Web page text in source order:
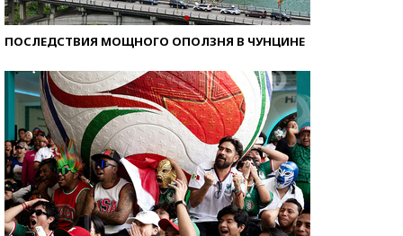
ПОСЛЕДСТВИЯ МОЩНОГО ОПОЛЗНЯ В ЧУНЦИНЕ